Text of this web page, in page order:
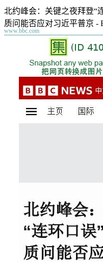
北约峰会：关键之夜拜登“
质问能否应对习近平普京 -
www.bbc.com